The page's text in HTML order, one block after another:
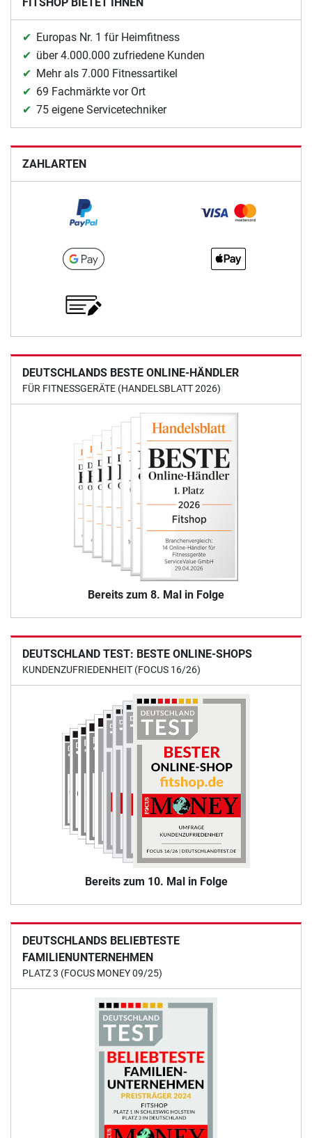
Europas Nr. 1 für Heimfitness
über 4.000.000 zufriedene Kunden
Mehr als 7.000 Fitnessartikel
69 Fachmärkte vor Ort
75 eigene Servicetechniker
ZAHLARTEN
DEUTSCHLANDS BESTE ONLINE-HÄNDLER
FÜR FITNESSGERÄTE (HANDELSBLATT 2026)
Bereits zum 8. Mal in Folge
DEUTSCHLAND TEST: BESTE ONLINE-SHOPS
KUNDENZUFRIEDENHEIT (FOCUS 16/26)
Bereits zum 10. Mal in Folge
DEUTSCHLANDS BELIEBTESTE
FAMILIENUNTERNEHMEN
PLATZ 3 (FOCUS MONEY 09/25)